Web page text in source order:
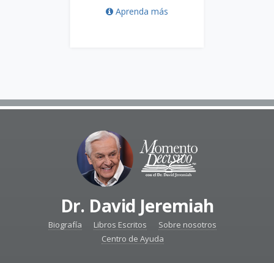
Aprenda más
Dr. David Jeremiah
Biografía Libros Escritos
Sobre nosotros
Centro de Ayuda